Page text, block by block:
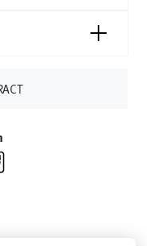
delivery within
view delivery times to
ourreturns service